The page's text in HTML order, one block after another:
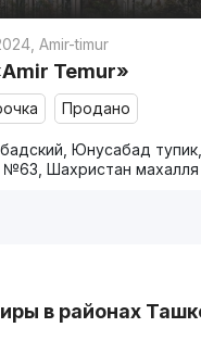
,Amir-timur
Temur»
Продано
Юнусабад тупик,
Шахристан махалля
в районах